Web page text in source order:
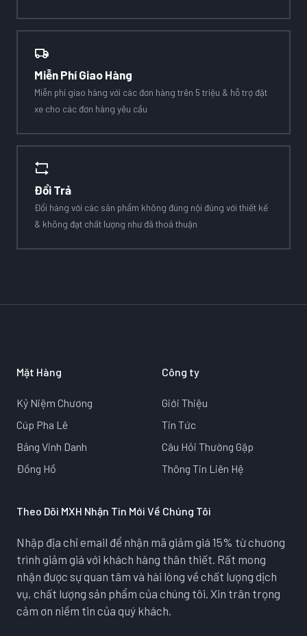
Miễn Phí Giao Hàng
Miễn phí giao hàng với các đơn hàng trên 5 triệu & hỗ trợ đặt
xe cho các đơn hàng yêu cầu
Đổi Trả
Đổi hàng với các sản phẩm không đúng nội đúng với thiết kế
& không đạt chất lượng như đã thoả thuận
Mặt Hàng
Kỷ Niệm Chương
Cúp Pha Lê
Bảng Vinh Danh
Đồng Hồ
Công ty
Giới Thiệu
Tin Tức
Câu Hỏi Thường Gặp
Thông Tin Liên Hệ
Theo Dõi MXH Nhận Tin Mới Về Chúng Tôi
Nhập địa chỉ email để nhận mã giảm giá 15% từ chương
trình giảm giá với khách hàng thân thiết. Rất mong
nhận được sự quan tâm và hài lòng về chất lượng dịch
vụ, chất lượng sản phẩm của chúng tôi. Xin trân trọng
cảm ơn niềm tin của quý khách.